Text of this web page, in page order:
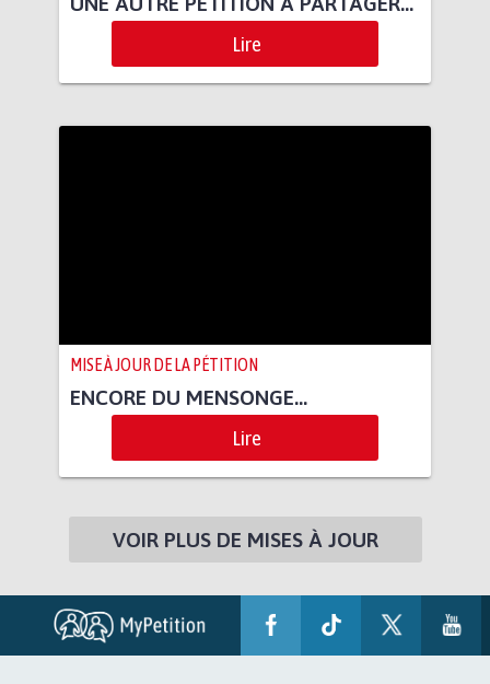
Lire
MISE À JOUR DE LA PÉTITION
ENCORE DU MENSONGE...
Lire
VOIR PLUS DE MISES À JOUR